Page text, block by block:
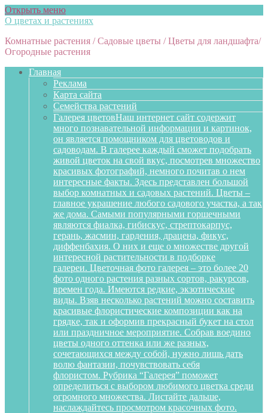
Открыть меню
О цветах и растениях
Комнатные растения / Садовые цветы / Цветы для ландшафта/
Огородные растения
Главная
Реклама
Карта сайта
Семейства растений
Галерея цветовНаш интернет сайт содержит
много познавательной информации и картинок,
он является помощником для цветоводов и
садоводам. В галерее каждый сможет подобрать
живой цветок на свой вкус, посмотрев множество
красивых фотографий, немного почитав о нем
интересные факты. Здесь представлен большой
выбор комнатных и садовых растений. Цветы –
главное украшение любого садового участка, а так
же дома. Самыми популярными горшечными
являются фиалка, гибискус, стрептокарпус,
герань, жасмин, гардения, драцена, фикус,
диффенбахия. О них и еще о множестве другой
интересной растительности в подборке
галереи. Цветочная фото галерея – это более 20
фото одного растения разных сортов, ракурсов,
времен года. Имеются редкие, экзотические
виды. Взяв несколько растений можно составить
красивые флористические композиции как на
грядке, так и оформив прекрасный букет на стол
или праздничное мероприятие. Собрав воедино
цветы одного оттенка или же разных,
сочетающихся между собой, нужно лишь дать
волю фантазии, почувствовать себя
флористом. Рубрика “Галерея” поможет
определиться с выбором любимого цветка среди
огромного множества. Листайте дальше,
наслаждайтесь просмотром красочных фото.